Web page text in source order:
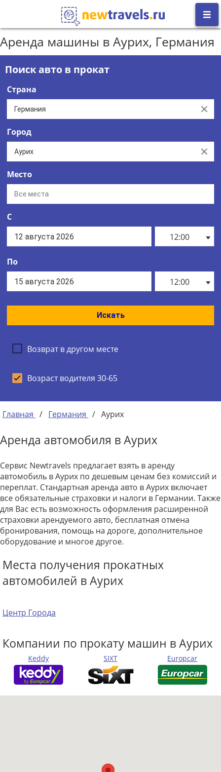
Аренда машины в Аурих, Германия
Поиск авто в прокат
Страна
Clear
Город
Clear
Место
С
12:00
По
12:00
Искать
Возврат в другом месте
Возраст водителя 30-65
Главная / Германия / Аурих
Аренда автомобиля в Аурих
Сервис Newtravels предлагает взять в аренду
автомобиль в Аурих по дешевым ценам без комиссий и
переплат. Стандартная аренда авто в Аурих включает
все обязательные страховки и налоги в Германии. Также
для Вас есть возможность оформления расширенной
страховки арендуемого авто, бесплатная отмена
бронирования, помощь на дороге, дополнительное
оборудование и многое другое.
Места получения прокатных
автомобилей в Аурих
Центр Города
Компании по прокату машин в Аурих
Keddy SIXT Europcar